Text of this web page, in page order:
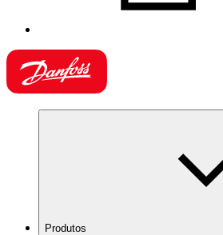
Produtos